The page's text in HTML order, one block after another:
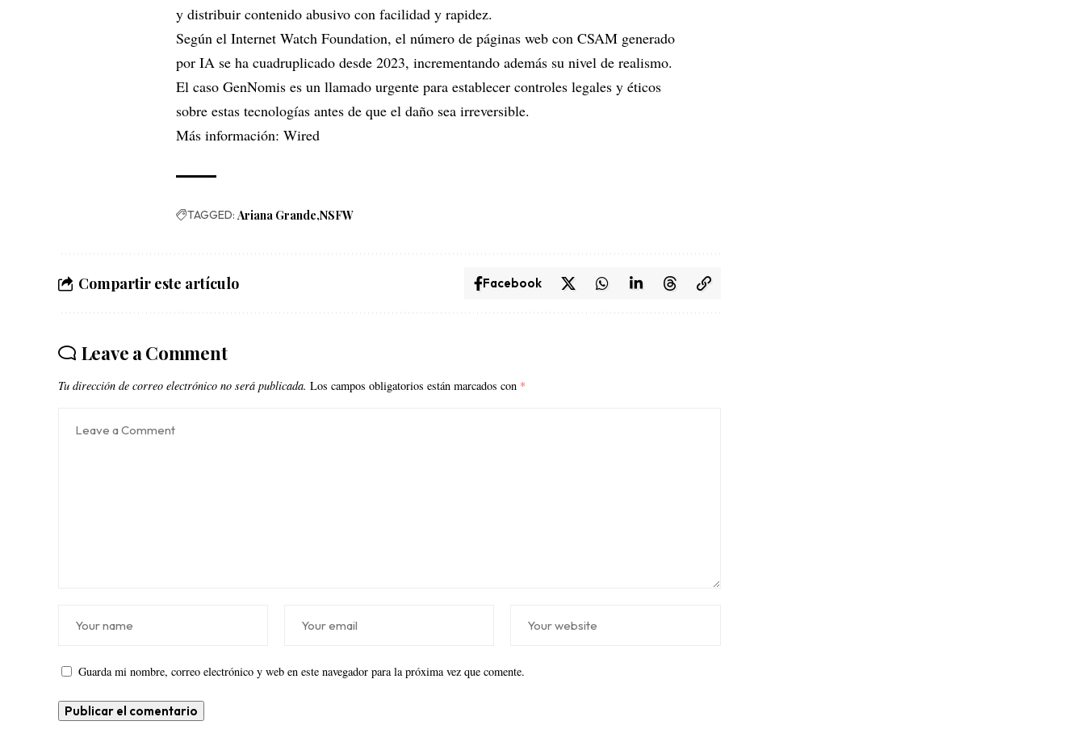
y distribuir contenido abusivo con facilidad y rapidez.
Según el Internet Watch Foundation, el número de páginas web con CSAM generado
por IA se ha cuadruplicado desde 2023, incrementando además su nivel de realismo.
El caso GenNomis es un llamado urgente para establecer controles legales y éticos
sobre estas tecnologías antes de que el daño sea irreversible.
Más información:Wired
TAGGED: Ariana Grande NSFW
Compartir este artículo Facebook
Leave a Comment
Tu dirección de correo electrónico no será publicada. Los campos obligatorios están marcados con *
Guarda mi nombre, correo electrónico y web en este navegador para la próxima vez que comente.